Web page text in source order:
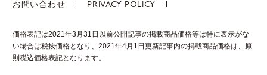
お問い合わせ PRIVACY POLICY
価格表記は2021年3月31日以前公開記事の掲載商品価格等は特に表示がな
い場合は税抜価格となり、2021年4月1日更新記事内の掲載商品価格は、 原
則税込価格表記となります。